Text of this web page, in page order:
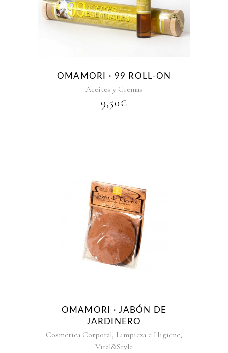
OMAMORI · 99 ROLL-ON
Aceites y Cremas
9,50€
OMAMORI · JABÓN DE
JARDINERO
Cosmética Corporal, Limpieza e Higiene,
Vital&Style